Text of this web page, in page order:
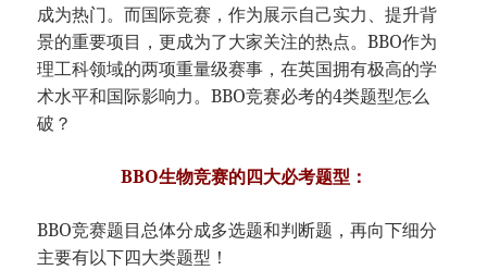
成为热门。而国际竞赛，作为展示自己实力、提升背
景的重要项目，更成为了大家关注的热点。BBO作为
理工科领域的两项重量级赛事，在英国拥有极高的学
术水平和国际影响力。BBO竞赛必考的4类题型怎么
破？
BBO生物竞赛的四大必考题型：
BBO竞赛题目总体分成多选题和判断题，再向下细分
主要有以下四大类题型！